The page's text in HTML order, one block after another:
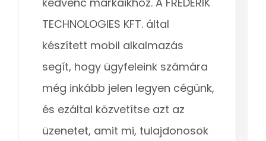
TECHNOLOGIES KFT. által
készített mobil alkalmazás
segít, hogy ügyfeleink számára
még inkább jelen legyen cégünk,
és ezáltal közvetítse azt az
üzenetet, amit mi, tulajdonosok